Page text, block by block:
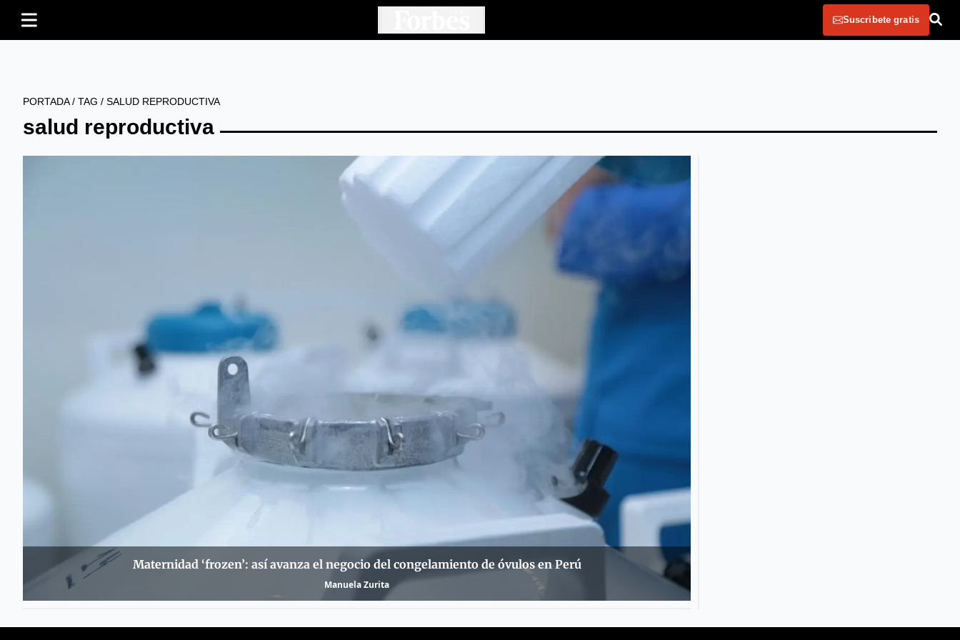
Suscribete gratis
PORTADA/ TAG / SALUD REPRODUCTIVA
salud reproductiva
Maternidad ‘frozen’: así avanza el negocio del congelamiento de óvulos en Perú
Manuela Zurita